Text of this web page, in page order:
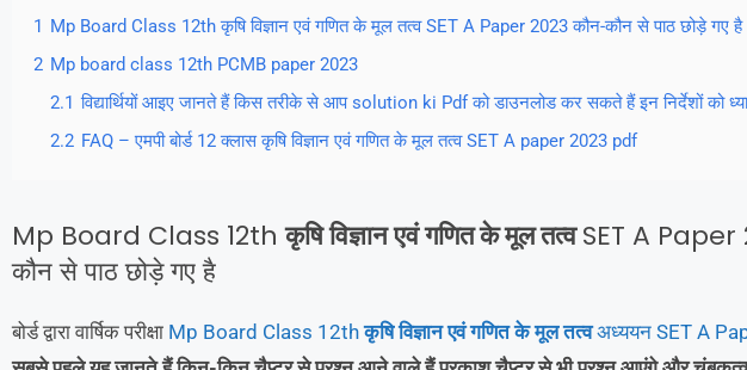
1 Mp Board Class 12th कृषि विज्ञान एवं गणित के मूल तत्व SET A Paper 2023 कौन-कौन से पाठ छोड़े गए है
2 Mp board class 12th PCMB paper 2023
2.1 विद्यार्थियों आइए जानते हैं किस तरीके से आप solution ki Pdf को डाउनलोड कर सकते हैं इन निर्देशों को
2.2 FAQ – एमपी बोर्ड 12 क्लास कृषि विज्ञान एवं गणित के मूल तत्व SET A paper 2023 pdf
Mp Board Class 12thकृषि विज्ञान एवं गणित के मूल तत्वSET A Paper
कौन से पाठ छोड़े गए है
बोर्ड द्वारा वार्षिक परीक्षा Mp Board Class 12thकृषि विज्ञान एवं गणित के मूल तत्वअध्ययन SET A